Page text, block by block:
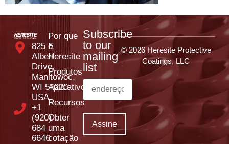
825 E
Albert
Drive,
Manitowoc,
WI 54220
USA
+1
(920)
684
6646
Por que
o
Heresite
Produtos
Aplicativos
Recursos
Obter
uma
cotação
Subscribe
to our
mailing
list
© 2026 Heresite Protective
Coatings, LLC